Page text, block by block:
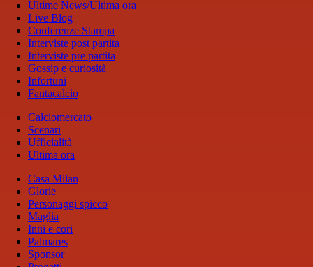
Ultime News/Ultima ora
Live Blog
Conferenze Stampa
Interviste post partita
Interviste pre partita
Gossip e curiosità
Infortuni
Fantacalcio
Calciomercato
Scenari
Ufficialità
Ultima ora
Casa Milan
Glorie
Personaggi spicco
Maglia
Inni e cori
Palmares
Sponsor